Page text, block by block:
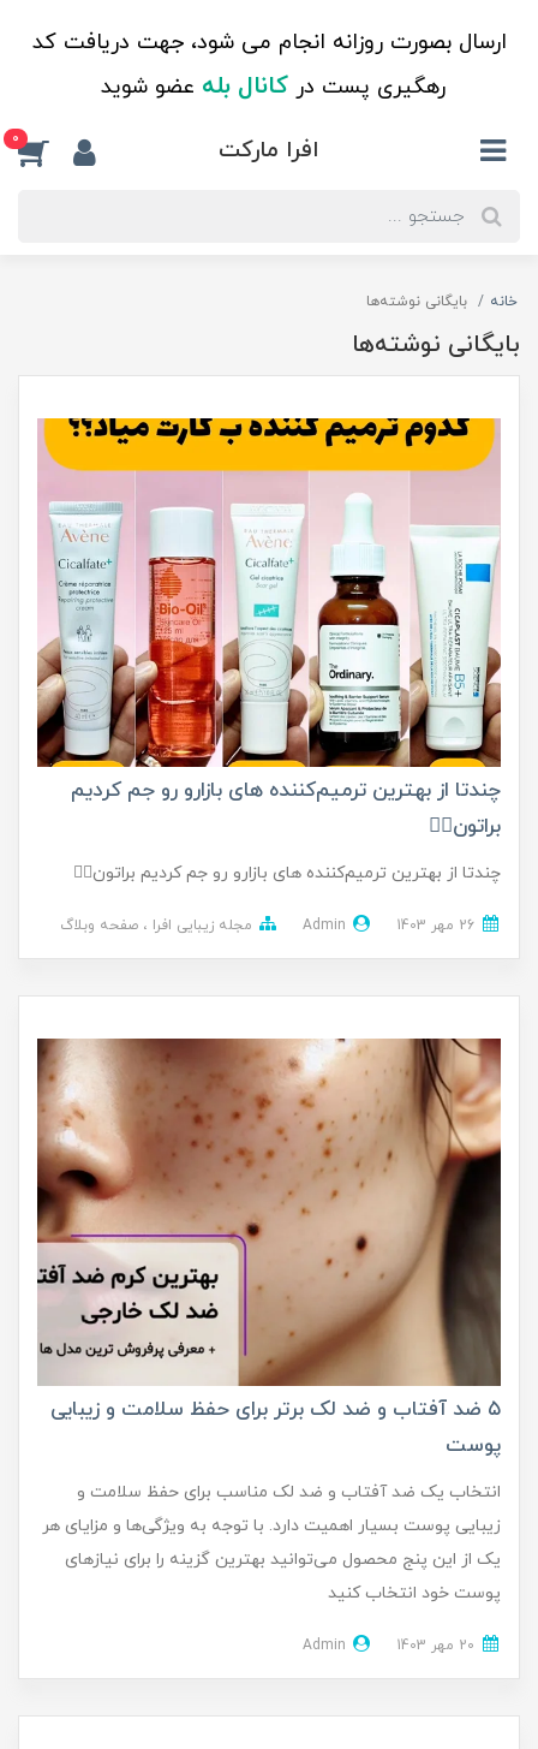
ارسال بصورت روزانه انجام می شود، جهت دریافت کد
رهگیری پست درکانال بله عضو شوید
افرا مارکت 0
خانه بایگانی نوشته‌ها
بایگانی نوشته‌ها
چندتا از بهترین ترمیم‌کننده های بازارو رو جم کردیم
براتون👌🏼
چندتا از بهترین ترمیم‌کننده های بازارو رو جم کردیم براتون👌🏼
Admin مجله زیبایی افرا صفحه وبلاگ
۵ ضد آفتاب و ضد لک برتر برای حفظ سلامت و زیبایی
پوست
انتخاب یک ضد آفتاب و ضد لک مناسب برای حفظ سلامت و
زیبایی پوست بسیار اهمیت دارد. با توجه به ویژگی‌ها و مزایای هر
یک از این پنج محصول می‌توانید بهترین گزینه را برای نیازهای
پوست خود انتخاب کنید
Admin